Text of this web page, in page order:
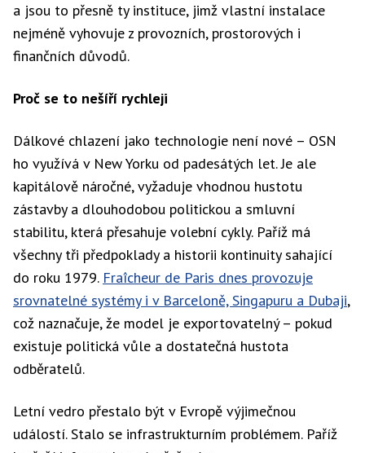
a jsou to přesně ty instituce, jimž vlastní instalace
nejméně vyhovuje z provozních, prostorových i
finančních důvodů.
Proč se to nešíří rychleji
Dálkové chlazení jako technologie není nové – OSN
ho využívá v New Yorku od padesátých let. Je ale
kapitálově náročné, vyžaduje vhodnou hustotu
zástavby a dlouhodobou politickou a smluvní
stabilitu, která přesahuje volební cykly. Paříž má
všechny tři předpoklady a historii kontinuity sahající
do roku 1979. Fraîcheur de Paris dnes provozuje
srovnatelné systémy i v Barceloně, Singapuru a Dubaji,
což naznačuje, že model je exportovatelný – pokud
existuje politická vůle a dostatečná hustota
odběratelů.
Letní vedro přestalo být v Evropě výjimečnou
událostí. Stalo se infrastrukturním problémem. Paříž